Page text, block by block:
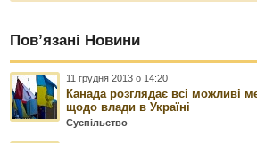
Пов’язані Новини
11 грудня 2013 о 14:20
Канада розглядає всі можливі
щодо влади в Україні
Суспільство